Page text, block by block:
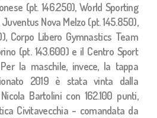
(pt. 146.250), World Sporting
Nova Melzo (pt. 145.850),
Corpo Libero Gymnastics Team
(pt. 143.600) e il Centro Sport
la maschile, invece, la tappa
2019 è stata vinta dalla
Bartolini con 162.100 punti,
Civitavecchia - comandata da